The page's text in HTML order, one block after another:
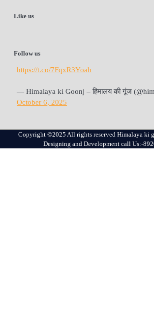
Like us
Follow us
https://t.co/7FqxR3Yoah
— Himalaya ki Goonj – हिमालय की गूंज
October 6, 2025
Copyright ©2025 All rights reserved Himalaya ki
Designing and Development call Us:-